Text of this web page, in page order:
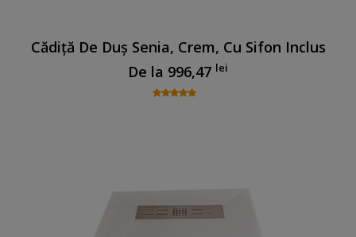
Cădiță De Duș Senia, Crem, Cu Sifon Inclus
De la 996,47 lei